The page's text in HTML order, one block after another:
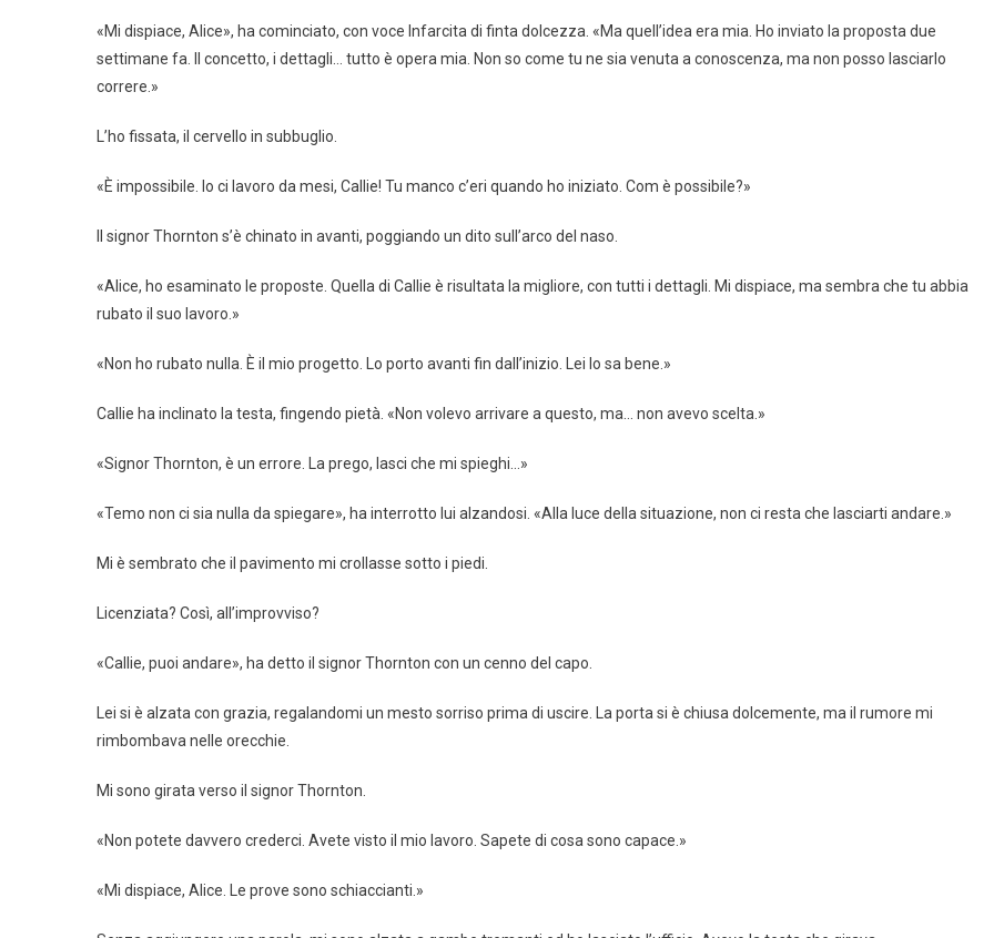
«Mi dispiace, Alice», ha cominciato, con voce Infarcita di finta dolcezza. «Ma quell’idea era mia. Ho inviato la proposta due
settimane fa. Il concetto, i dettagli… tutto è opera mia. Non so come tu ne sia venuta a conoscenza, ma non posso lasciarlo
correre.»
L’ho fissata, il cervello in subbuglio.
«È impossibile. Io ci lavoro da mesi, Callie! Tu manco c’eri quando ho iniziato. Com è possibile?»
Il signor Thornton s’è chinato in avanti, poggiando un dito sull’arco del naso.
«Alice, ho esaminato le proposte. Quella di Callie è risultata la migliore, con tutti i dettagli. Mi dispiace, ma sembra che tu abbia
rubato il suo lavoro.»
«Non ho rubato nulla. È il mio progetto. Lo porto avanti fin dall’inizio. Lei lo sa bene.»
Callie ha inclinato la testa, fingendo pietà. «Non volevo arrivare a questo, ma… non avevo scelta.»
«Signor Thornton, è un errore. La prego, lasci che mi spieghi…»
«Temo non ci sia nulla da spiegare», ha interrotto lui alzandosi. «Alla luce della situazione, non ci resta che lasciarti andare.»
Mi è sembrato che il pavimento mi crollasse sotto i piedi.
Licenziata? Così, all’improvviso?
«Callie, puoi andare», ha detto il signor Thornton con un cenno del capo.
Lei si è alzata con grazia, regalandomi un mesto sorriso prima di uscire. La porta si è chiusa dolcemente, ma il rumore mi
rimbombava nelle orecchie.
Mi sono girata verso il signor Thornton.
«Non potete davvero crederci. Avete visto il mio lavoro. Sapete di cosa sono capace.»
«Mi dispiace, Alice. Le prove sono schiaccianti.»